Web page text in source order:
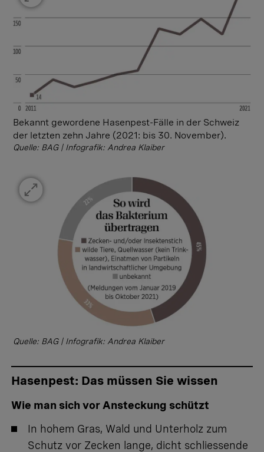
Bekannt gewordene Hasenpest-Fälle in der Schweiz
der letzten zehn Jahre (2021: bis 30. November).
Quelle: BAG | Infografik: Andrea Klaiber
Quelle: BAG | Infografik: Andrea Klaiber
Hasenpest: Das müssen Sie wissen
Wie man sich vor Ansteckung schützt
In hohem Gras, Wald und Unterholz zum
Schutz vor Zecken lange, dicht schliessende